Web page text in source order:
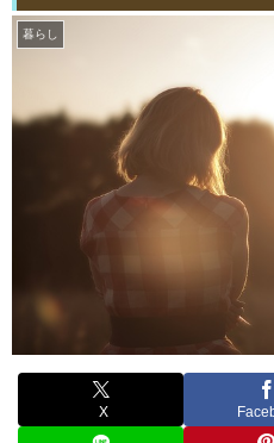
暮らし
X